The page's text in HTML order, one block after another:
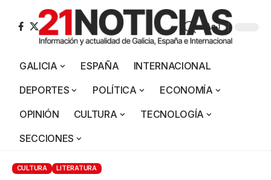
Aa
GALICIA ESPAÑA
INTERNACIONAL
DEPORTES
POLÍTICA
ECONOMÍA
OPINIÓN
CULTURA
TECNOLOGÍA
SECCIONES
CULTURA LITERATURA